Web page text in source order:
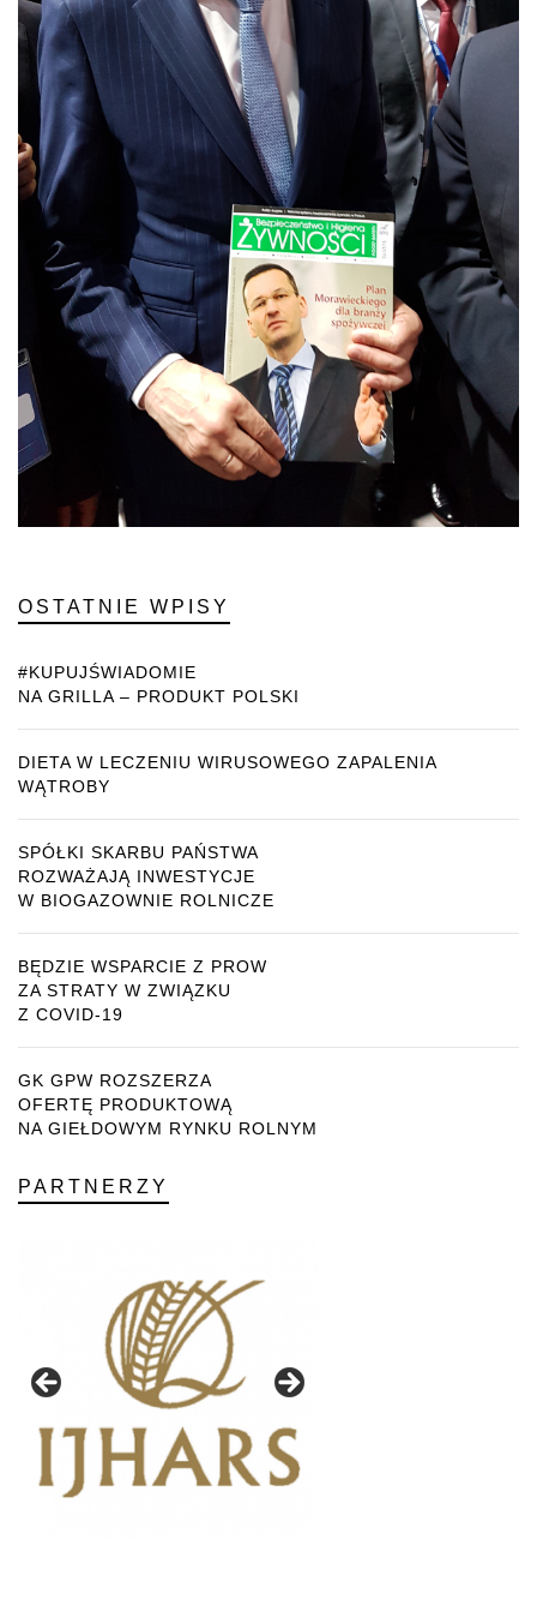
OSTATNIE WPISY
#KUPUJŚWIADOMIE
NA GRILLA – PRODUKT POLSKI
DIETA W LECZENIU WIRUSOWEGO ZAPALENIA
WĄTROBY
SPÓŁKI SKARBU PAŃSTWA
ROZWAŻAJĄ INWESTYCJE
W BIOGAZOWNIE ROLNICZE
BĘDZIE WSPARCIE Z PROW
ZA STRATY W ZWIĄZKU
Z COVID-19
GK GPW ROZSZERZA
OFERTĘ PRODUKTOWĄ
NA GIEŁDOWYM RYNKU ROLNYM
PARTNERZY